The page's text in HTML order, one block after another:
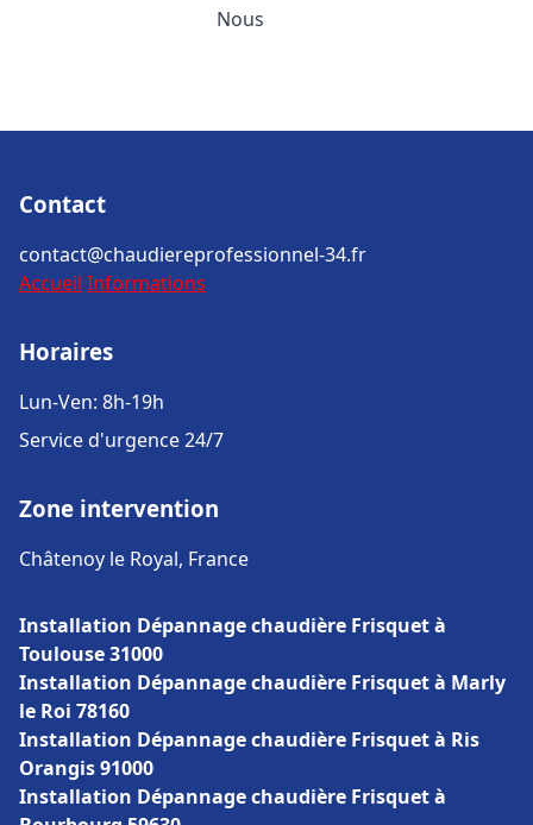
Nous
Contact
contact@chaudiereprofessionnel-34.fr
Accueil Informations
Horaires
Lun-Ven: 8h-19h
Service d'urgence 24/7
Zone intervention
Châtenoy le Royal, France
Installation Dépannage chaudière Frisquet à
Toulouse 31000
Installation Dépannage chaudière Frisquet à Marly
le Roi 78160
Installation Dépannage chaudière Frisquet à Ris
Orangis 91000
Installation Dépannage chaudière Frisquet à